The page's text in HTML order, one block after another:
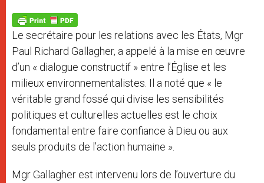
p
p
g
e
r
o
k
Le secrétaire pour les relations avec les États, Mgr
Paul Richard Gallagher, a appelé à la mise en œuvre
d’un « dialogue constructif » entre l’Église et les
milieux environnementalistes. Il a noté que « le
véritable grand fossé qui divise les sensibilités
politiques et culturelles actuelles est le choix
fondamental entre faire confiance à Dieu ou aux
seuls produits de l’action humaine ».
Mgr Gallagher est intervenu lors de l’ouverture du